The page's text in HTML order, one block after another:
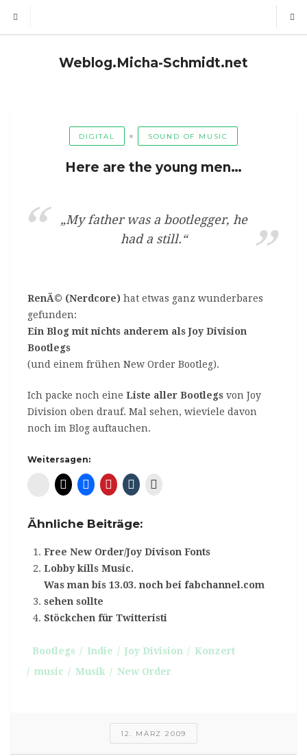
Weblog.Micha-Schmidt.net
DIGITAL SOUND OF MUSIC
Here are the young men…
„My father was a bootlegger, he
had a still.“
RenÃ© (Nerdcore) hat etwas ganz wunderbares
gefunden:
Ein Blog mit nichts anderem als Joy Division
Bootlegs
(und einem frühen New Order Bootleg).
Ich packe noch eine Liste aller Bootlegs von Joy
Division oben drauf. Mal sehen, wieviele davon
noch im Blog auftauchen.
Weitersagen:
Diaspora*
Ähnliche Beiträge:
Free New Order/Joy Divison Fonts
Lobby kills Music.
Was man bis 13.03. noch bei fabchannel.com
sehen sollte
Stöckchen für Twitteristi
Bootlegs Indie Joy Division
Konzert
music
Musik New Order
12. MÄRZ 2009